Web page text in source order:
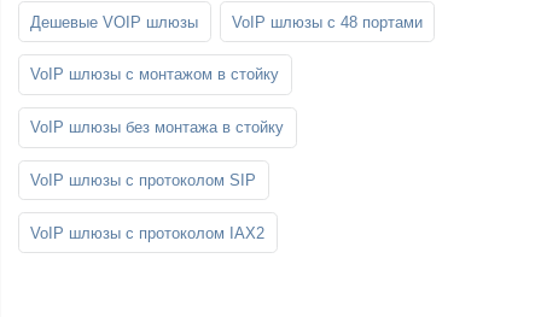
Дешевые VOIP шлюзы VoIP шлюзы с 48 портами
VoIP шлюзы с монтажом в стойку
VoIP шлюзы без монтажа в стойку
VoIP шлюзы с протоколом SIP
VoIP шлюзы с протоколом IAX2